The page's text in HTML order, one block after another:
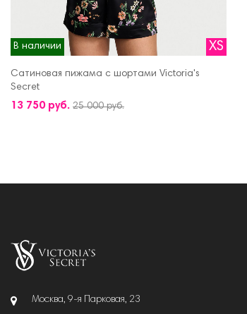
В наличии XS
Сатиновая пижама с шортами Victoria's
Secret
13 750 руб. 25 000 руб.
Москва, 9-я Парковая, 23